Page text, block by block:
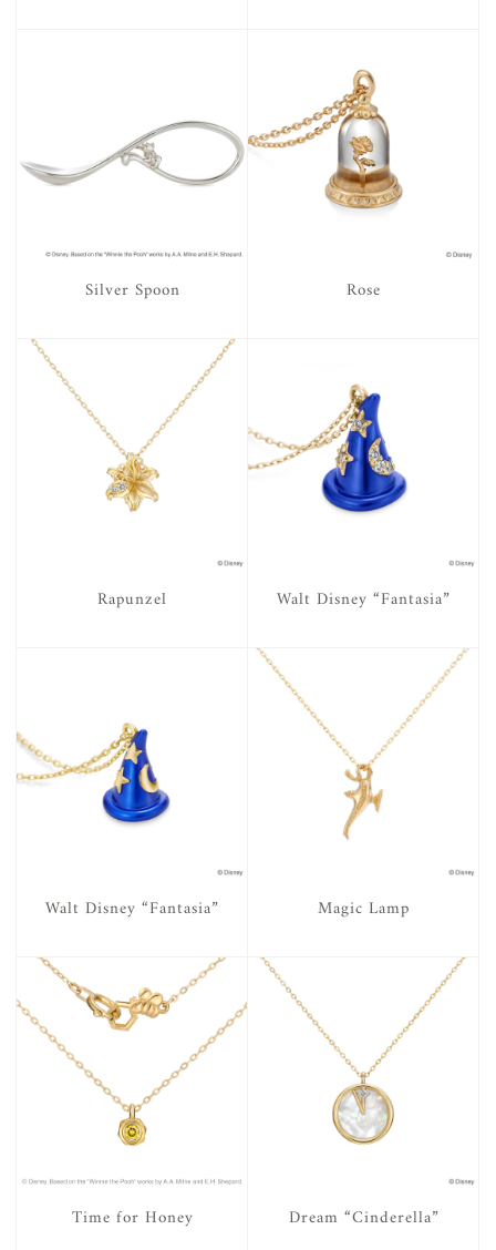
Silver Spoon Rose
Rapunzel Walt Disney “Fantasia”
Walt Disney “Fantasia” Magic Lamp
Time for Honey Dream “Cinderella”